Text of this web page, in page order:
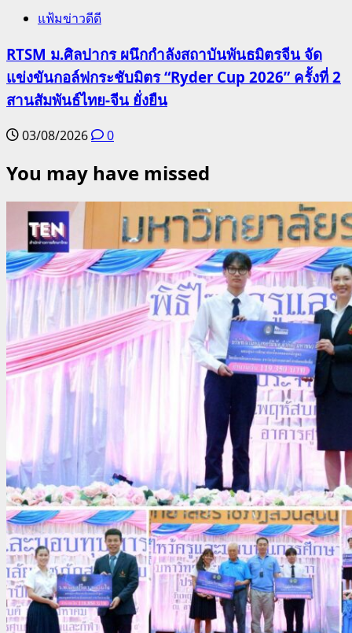
แฟ้มข่าวดีดี
RTSM ม.ศิลปากร ผนึกกำลังสถาบันพันธมิตรจีน จัด
แข่งขันกอล์ฟกระชับมิตร “Ryder Cup 2026” ครั้งที่ 2
สานสัมพันธ์ไทย-จีน ยั่งยืน
03/08/2026 0
You may have missed